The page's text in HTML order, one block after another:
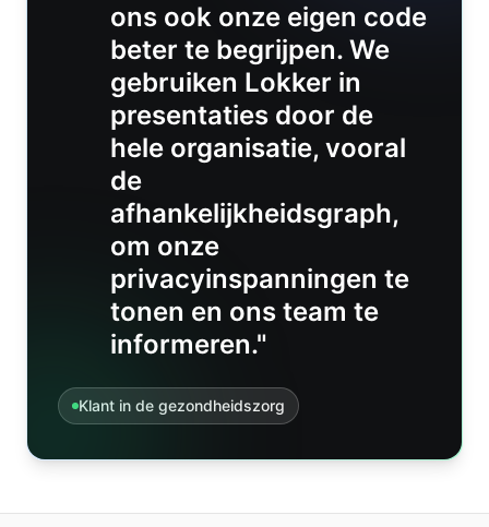
ons ook onze eigen code
beter te begrijpen. We
gebruiken Lokker in
presentaties door de
hele organisatie, vooral
de
afhankelijkheidsgraph,
om onze
privacyinspanningen te
tonen en ons team te
informeren."
Klant in de gezondheidszorg